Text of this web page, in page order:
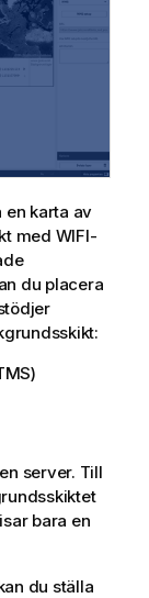
en karta av
med WIFI-
du placera
)
server. Till
bara en
du ställa